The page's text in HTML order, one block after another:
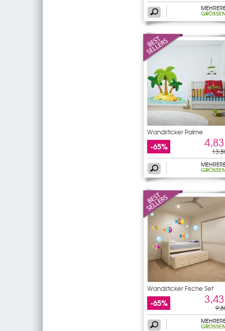
GRÖSSEN
Wandsticker Palme
-65%
GRÖSSEN
Wandsticker Fische Set
-65%
GRÖSSEN